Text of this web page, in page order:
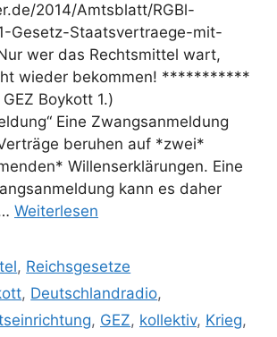
2014/Amtsblatt/RGBl-
Gesetz-Staatsvertraege-mit-
wer das Rechtsmittel wart,
wieder bekommen! ***********
Boykott 1.)
Eine Zwangsanmeldung
beruhen auf *zwei*
Willenserklärungen. Eine
kann es daher
Weiterlesen
, Reichsgesetze
, Deutschlandradio,
, GEZ, kollektiv, Krieg,